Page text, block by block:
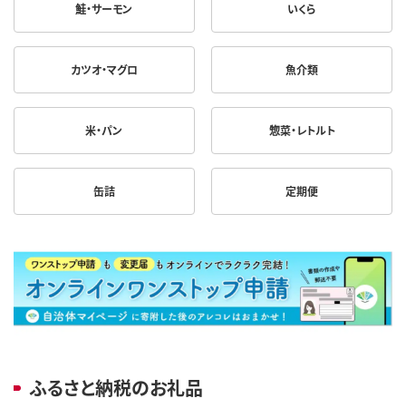
鮭・サーモン いくら
カツオ・マグロ 魚介類
米・パン 惣菜・レトルト
缶詰 定期便
ふるさと納税のお礼品